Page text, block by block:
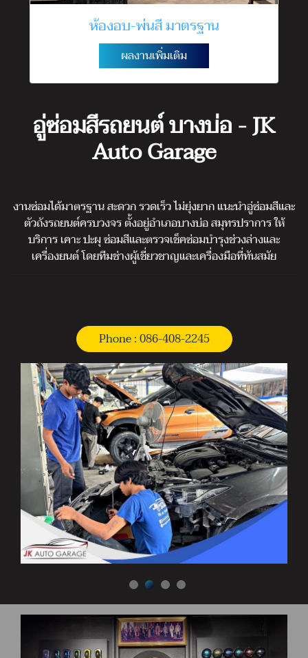
ห้องอบ-พ่นสี มาตรฐาน
ผลงานเพิ่มเติม
อู่ซ่อมสีรถยนต์ บางบ่อ - JK
Auto Garage
งานซ่อมได้มาตรฐาน สะดวก รวดเร็ว ไม่ยุ่งยาก แนะนำอู่ซ่อมสีและ
ตัวถังรถยนต์ครบวงจร ตั้งอยู่อำเภอบางบ่อ สมุทรปราการ ให้
บริการ เคาะ ปะผุ ซ่อมสีและตรวจเช็คซ่อมบำรุงช่วงล่างและ
เครื่องยนต์ โดยทีมช่างผู้เชี่ยวชาญและเครื่องมือที่ทันสมัย
Phone : 086-408-2245